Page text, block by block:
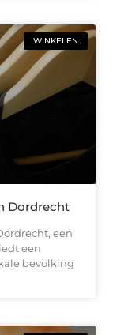
WINKELEN
Dordrecht
een
een
bevolking